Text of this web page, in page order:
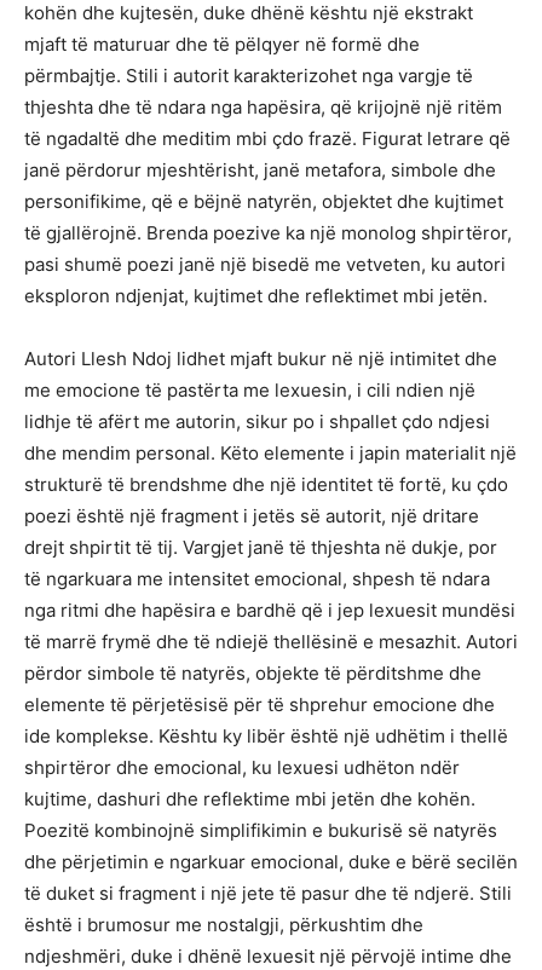
kohën dhe kujtesën, duke dhënë kështu një ekstrakt
mjaft të maturuar dhe të pëlqyer në formë dhe
përmbajtje. Stili i autorit karakterizohet nga vargje të
thjeshta dhe të ndara nga hapësira, që krijojnë një ritëm
të ngadaltë dhe meditim mbi çdo frazë. Figurat letrare që
janë përdorur mjeshtërisht, janë metafora, simbole dhe
personifikime, që e bëjnë natyrën, objektet dhe kujtimet
të gjallërojnë. Brenda poezive ka një monolog shpirtëror,
pasi shumë poezi janë një bisedë me vetveten, ku autori
eksploron ndjenjat, kujtimet dhe reflektimet mbi jetën.
Autori Llesh Ndoj lidhet mjaft bukur në një intimitet dhe
me emocione të pastërta me lexuesin, i cili ndien një
lidhje të afërt me autorin, sikur po i shpallet çdo ndjesi
dhe mendim personal. Këto elemente i japin materialit një
strukturë të brendshme dhe një identitet të fortë, ku çdo
poezi është një fragment i jetës së autorit, një dritare
drejt shpirtit të tij. Vargjet janë të thjeshta në dukje, por
të ngarkuara me intensitet emocional, shpesh të ndara
nga ritmi dhe hapësira e bardhë që i jep lexuesit mundësi
të marrë frymë dhe të ndiejë thellësinë e mesazhit. Autori
përdor simbole të natyrës, objekte të përditshme dhe
elemente të përjetësisë për të shprehur emocione dhe
ide komplekse. Kështu ky libër është një udhëtim i thellë
shpirtëror dhe emocional, ku lexuesi udhëton ndër
kujtime, dashuri dhe reflektime mbi jetën dhe kohën.
Poezitë kombinojnë simplifikimin e bukurisë së natyrës
dhe përjetimin e ngarkuar emocional, duke e bërë secilën
të duket si fragment i një jete të pasur dhe të ndjerë. Stili
është i brumosur me nostalgji, përkushtim dhe
ndjeshmëri, duke i dhënë lexuesit një përvojë intime dhe